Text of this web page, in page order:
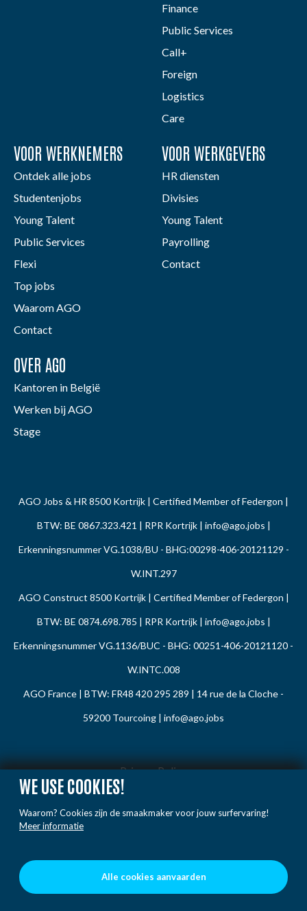
WE USE COOKIES!
Waarom? Cookies zijn de smaakmaker voor jouw surfervaring!
Meer informatie
Alle cookies aanvaarden
Finance
Public Services
Call+
Foreign
Logistics
Care
VOOR WERKNEMERS
Ontdek alle jobs
Studentenjobs
Young Talent
Public Services
Flexi
Top jobs
Waarom AGO
Contact
VOOR WERKGEVERS
HR diensten
Divisies
Young Talent
Payrolling
Contact
OVER AGO
Kantoren in België
Werken bij AGO
Stage
AGO Jobs & HR 8500 Kortrijk | Certified Member of Federgon |
BTW: BE 0867.323.421 | RPR Kortrijk | info@ago.jobs |
Erkenningsnummer VG.1038/BU - BHG:00298-406-20121129 -
W.INT.297
AGO Construct 8500 Kortrijk | Certified Member of Federgon |
BTW: BE 0874.698.785 | RPR Kortrijk | info@ago.jobs |
Erkenningsnummer VG.1136/BUC - BHG: 00251-406-20121120 -
W.INTC.008
AGO France | BTW: FR48 420 295 289 | 14 rue de la Cloche -
59200 Tourcoing | info@ago.jobs
Privacy Policy
Cookie Policy
Gedragsregels
Voorwaarden